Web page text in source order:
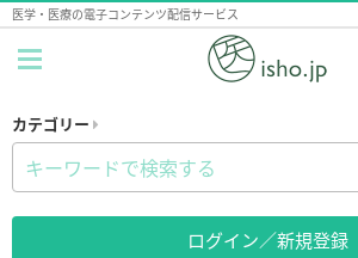
医学・医療の電子コンテンツ配信サービス
カテゴリー
ログイン／新規登録